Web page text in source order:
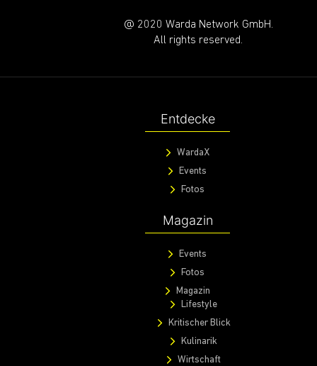
@ 2020 Warda Network GmbH.
All rights reserved.
Entdecke
WardaX
Events
Fotos
Magazin
Events
Fotos
Magazin
Lifestyle
Kritischer Blick
Kulinarik
Wirtschaft